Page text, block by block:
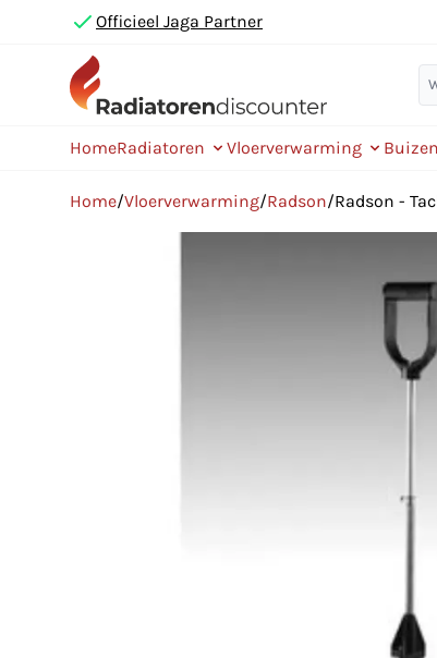
Officieel Jaga Partner
HomeRadiatoren Vloerverwarming
Home/Vloerverwarming/Radson/Radson -